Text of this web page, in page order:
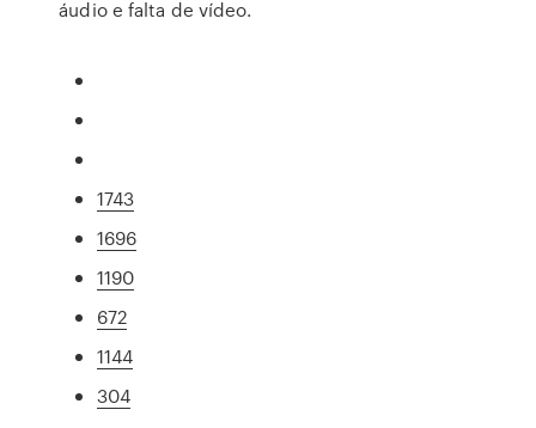
áudio e falta de vídeo.
1743
1696
1190
672
1144
304